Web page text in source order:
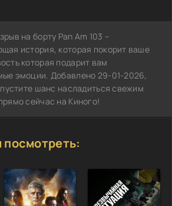
на борту Pan Am 103 –
история, которая покорит ваше
которая подарит вам
эмоции. Добавлено 29-01-2026,
шанс насладиться свежим
сейчас на Киного!